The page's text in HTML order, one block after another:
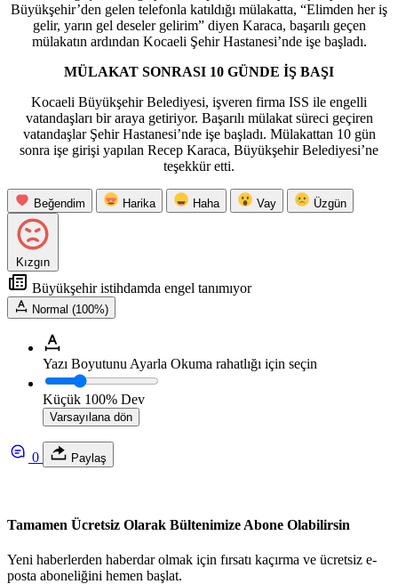
Büyükşehir’den gelen telefonla katıldığı mülakatta, “Elimden her iş
gelir, yarın gel deseler gelirim” diyen Karaca, başarılı geçen
mülakatın ardından Kocaeli Şehir Hastanesi’nde işe başladı.
MÜLAKAT SONRASI 10 GÜNDE İŞ BAŞI
Kocaeli Büyükşehir Belediyesi, işveren firma ISS ile engelli
vatandaşları bir araya getiriyor. Başarılı mülakat süreci geçiren
vatandaşlar Şehir Hastanesi’nde işe başladı. Mülakattan 10 gün
sonra işe girişi yapılan Recep Karaca, Büyükşehir Belediyesi’ne
teşekkür etti.
Beğendim Harika Haha Vay Üzgün
Kızgın
Büyükşehir istihdamda engel tanımıyor
Normal (100%)
Yazı Boyutunu Ayarla Okuma rahatlığı için seçin
Küçük 100% Dev
Varsayılana dön
0 Paylaş
Tamamen Ücretsiz Olarak Bültenimize Abone Olabilirsin
Yeni haberlerden haberdar olmak için fırsatı kaçırma ve ücretsiz e-
posta aboneliğini hemen başlat.